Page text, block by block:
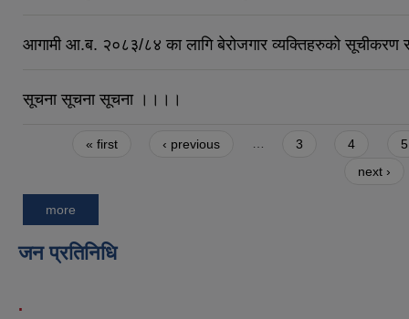
आगामी आ.ब. २०८३/८४ का लागि बेरोजगार व्यक्तिहरुको सूचीकरण
सूचना सूचना सूचना ।।।।
Pages« first ‹ previous … 3 4
5
next ›
more
जन प्रतिनिधि
.